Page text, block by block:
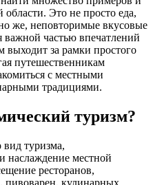
Это не просто еда,
же, неповторимые вкусовые
важной частью впечатлений
выходит за рамки простого
путешественникам
с местными
традициями.
туризм?
вид туризма,
наслаждение местной
ресторанов,